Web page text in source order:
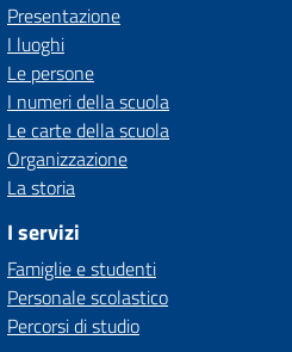
Presentazione
I luoghi
Le persone
I numeri della scuola
Le carte della scuola
Organizzazione
La storia
I servizi
Famiglie e studenti
Personale scolastico
Percorsi di studio